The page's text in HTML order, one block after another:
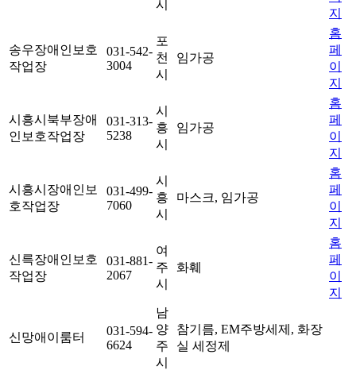
시
지
송우장애인보호
작업장
031-542-
3004
포
천
시
임가공
홈
페
이
지
시흥시북부장애
인보호작업장
031-313-
5238
시
흥
시
임가공
홈
페
이
지
시흥시장애인보
호작업장
031-499-
7060
시
흥
시
마스크, 임가공
홈
페
이
지
신륵장애인보호
작업장
031-881-
2067
여
주
시
화훼
홈
페
이
지
신망애이룸터
031-594-
6624
남
양
주
시
참기름, EM주방세제, 화장
실 세정제